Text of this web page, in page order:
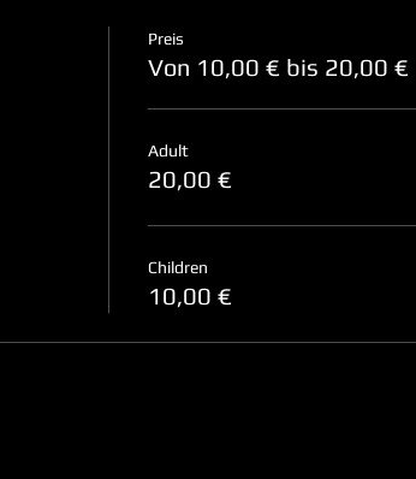
Preis
Von 10,00 € bis 20,00 €
Adult
20,00 €
Children
10,00 €